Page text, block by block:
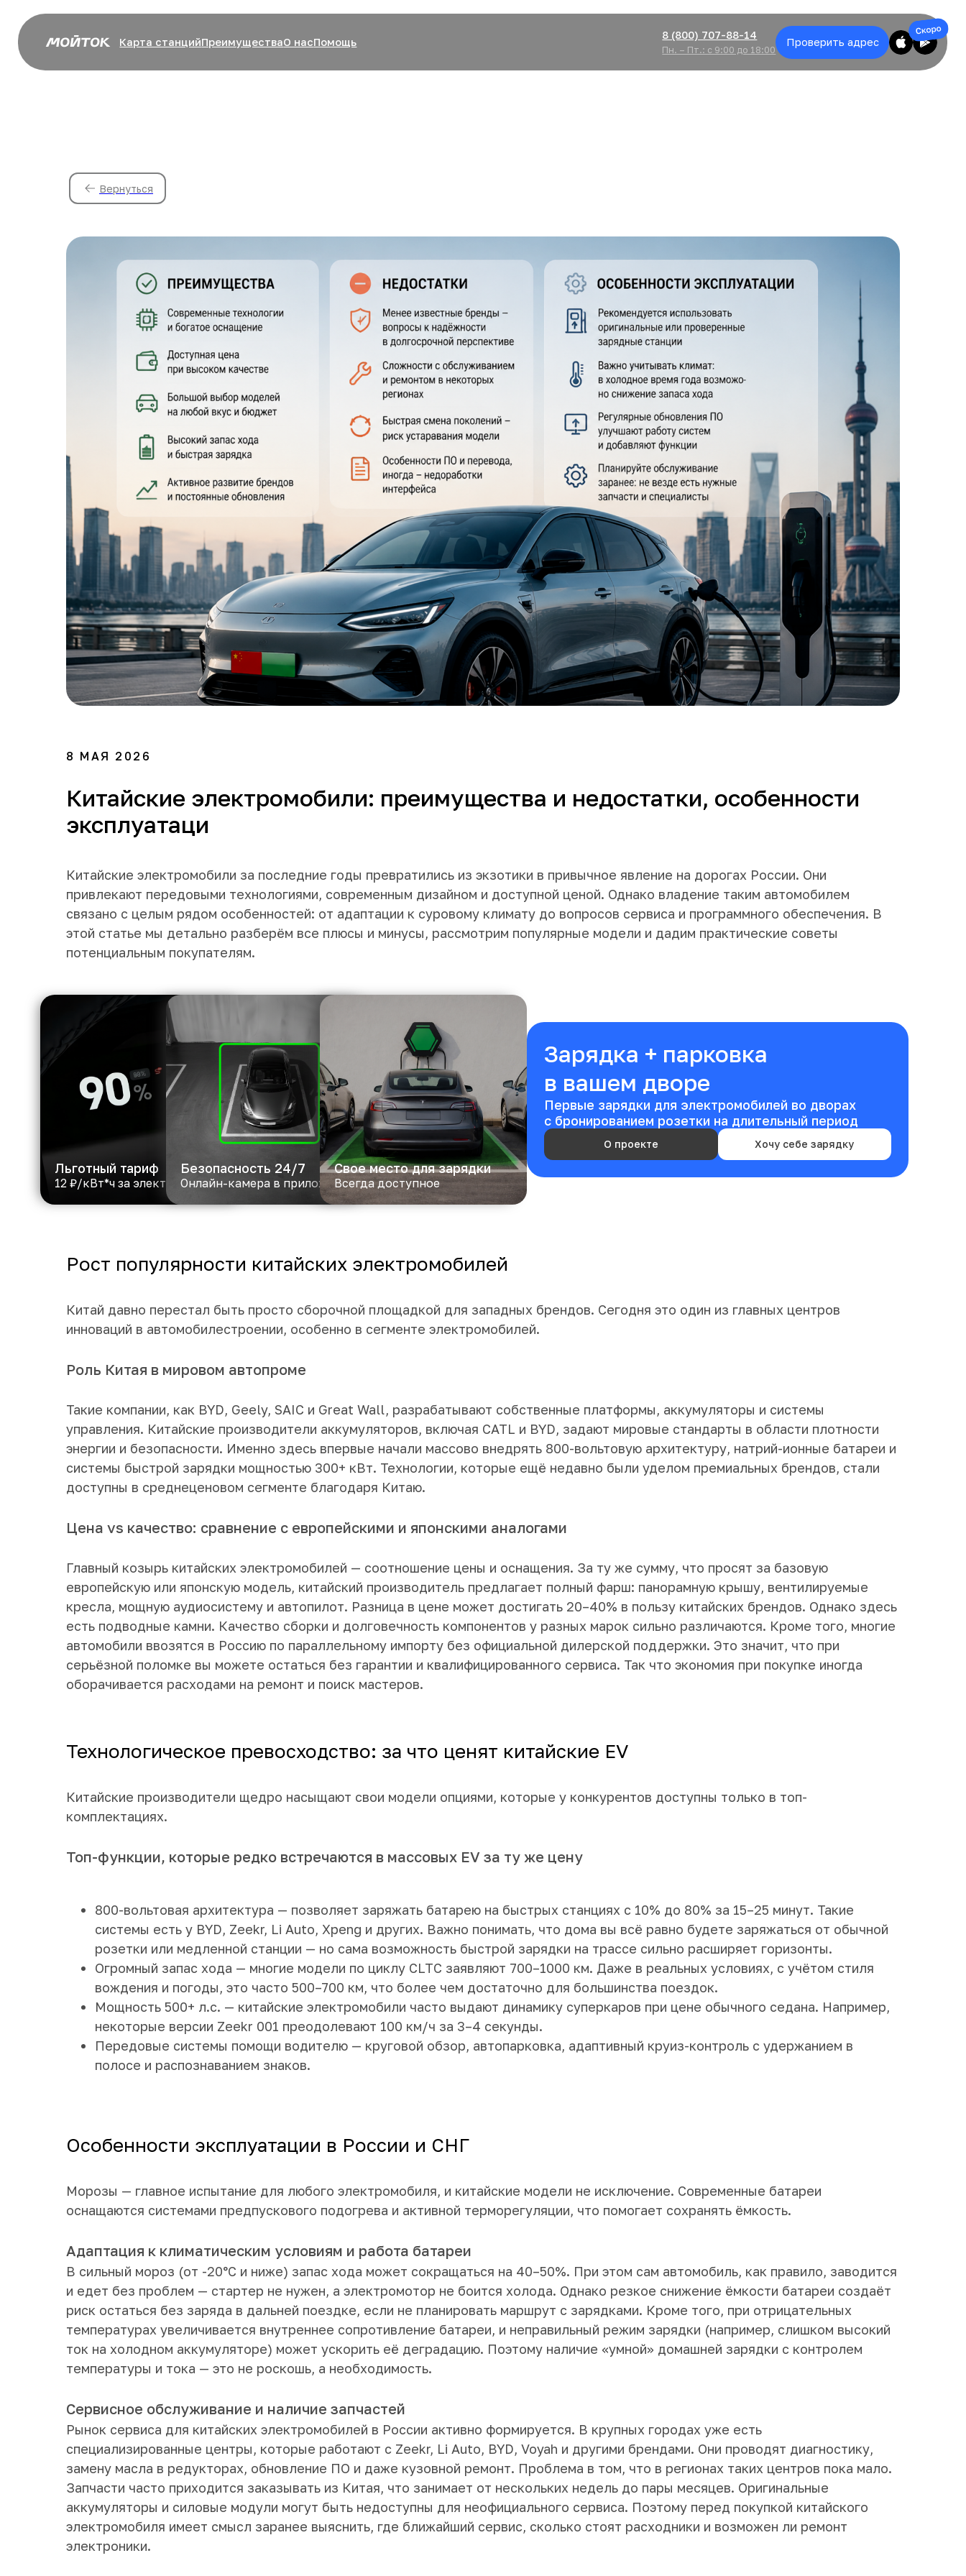
Карта станцийПреимуществаО насПомощь
8 (800) 707-88-14
Пн. – Пт.: с 9:00 до 18:00
Проверить адрес
Вернуться
8 МАЯ 2026
Китайские электромобили: преимущества и недостатки, особенности
эксплуатаци
Китайские электромобили за последние годы превратились из экзотики в привычное явление на дорогах России. Они
привлекают передовыми технологиями, современным дизайном и доступной ценой. Однако владение таким автомобилем
связано с целым рядом особенностей: от адаптации к суровому климату до вопросов сервиса и программного обеспечения. В
этой статье мы детально разберём все плюсы и минусы, рассмотрим популярные модели и дадим практические советы
потенциальным покупателям.
Льготный тариф
12 ₽/кВт*ч за электричество
Безопасность 24/7
Онлайн-камера в приложении
Свое место для зарядки
Всегда доступное
Зарядка + парковка
в вашем дворе
Первые зарядки для электромобилей во дворах
с бронированием розетки на длительный период
О проекте Хочу себе зарядку
Рост популярности китайских электромобилей
Китай давно перестал быть просто сборочной площадкой для западных брендов. Сегодня это один из главных центров
инноваций в автомобилестроении, особенно в сегменте электромобилей.
Роль Китая в мировом автопроме
Такие компании, как BYD, Geely, SAIC и Great Wall, разрабатывают собственные платформы, аккумуляторы и системы
управления. Китайские производители аккумуляторов, включая CATL и BYD, задают мировые стандарты в области плотности
энергии и безопасности. Именно здесь впервые начали массово внедрять 800-вольтовую архитектуру, натрий-ионные батареи и
системы быстрой зарядки мощностью 300+ кВт. Технологии, которые ещё недавно были уделом премиальных брендов, стали
доступны в среднеценовом сегменте благодаря Китаю.
Цена vs качество: сравнение с европейскими и японскими аналогами
Главный козырь китайских электромобилей — соотношение цены и оснащения. За ту же сумму, что просят за базовую
европейскую или японскую модель, китайский производитель предлагает полный фарш: панорамную крышу, вентилируемые
кресла, мощную аудиосистему и автопилот. Разница в цене может достигать 20–40% в пользу китайских брендов. Однако здесь
есть подводные камни. Качество сборки и долговечность компонентов у разных марок сильно различаются. Кроме того, многие
автомобили ввозятся в Россию по параллельному импорту без официальной дилерской поддержки. Это значит, что при
серьёзной поломке вы можете остаться без гарантии и квалифицированного сервиса. Так что экономия при покупке иногда
оборачивается расходами на ремонт и поиск мастеров.
Технологическое превосходство: за что ценят китайские EV
Китайские производители щедро насыщают свои модели опциями, которые у конкурентов доступны только в топ-
комплектациях.
Топ-функции, которые редко встречаются в массовых EV за ту же цену
800-вольтовая архитектура — позволяет заряжать батарею на быстрых станциях с 10% до 80% за 15–25 минут. Такие
системы есть у BYD, Zeekr, Li Auto, Xpeng и других. Важно понимать, что дома вы всё равно будете заряжаться от обычной
розетки или медленной станции — но сама возможность быстрой зарядки на трассе сильно расширяет горизонты.
Огромный запас хода — многие модели по циклу CLTC заявляют 700–1000 км. Даже в реальных условиях, с учётом стиля
вождения и погоды, это часто 500–700 км, что более чем достаточно для большинства поездок.
Мощность 500+ л.с. — китайские электромобили часто выдают динамику суперкаров при цене обычного седана. Например,
некоторые версии Zeekr 001 преодолевают 100 км/ч за 3–4 секунды.
Передовые системы помощи водителю — круговой обзор, автопарковка, адаптивный круиз-контроль с удержанием в
полосе и распознаванием знаков.
Особенности эксплуатации в России и СНГ
Морозы — главное испытание для любого электромобиля, и китайские модели не исключение. Современные батареи
оснащаются системами предпускового подогрева и активной терморегуляции, что помогает сохранять ёмкость.
Адаптация к климатическим условиям и работа батареи
В сильный мороз (от -20°C и ниже) запас хода может сокращаться на 40–50%. При этом сам автомобиль, как правило, заводится
и едет без проблем — стартер не нужен, а электромотор не боится холода. Однако резкое снижение ёмкости батареи создаёт
риск остаться без заряда в дальней поездке, если не планировать маршрут с зарядками. Кроме того, при отрицательных
температурах увеличивается внутреннее сопротивление батареи, и неправильный режим зарядки (например, слишком высокий
ток на холодном аккумуляторе) может ускорить её деградацию. Поэтому наличие «умной» домашней зарядки с контролем
температуры и тока — это не роскошь, а необходимость.
Сервисное обслуживание и наличие запчастей
Рынок сервиса для китайских электромобилей в России активно формируется. В крупных городах уже есть
специализированные центры, которые работают с Zeekr, Li Auto, BYD, Voyah и другими брендами. Они проводят диагностику,
замену масла в редукторах, обновление ПО и даже кузовной ремонт. Проблема в том, что в регионах таких центров пока мало.
Запчасти часто приходится заказывать из Китая, что занимает от нескольких недель до пары месяцев. Оригинальные
аккумуляторы и силовые модули могут быть недоступны для неофициального сервиса. Поэтому перед покупкой китайского
электромобиля имеет смысл заранее выяснить, где ближайший сервис, сколько стоят расходники и возможен ли ремонт
электроники.